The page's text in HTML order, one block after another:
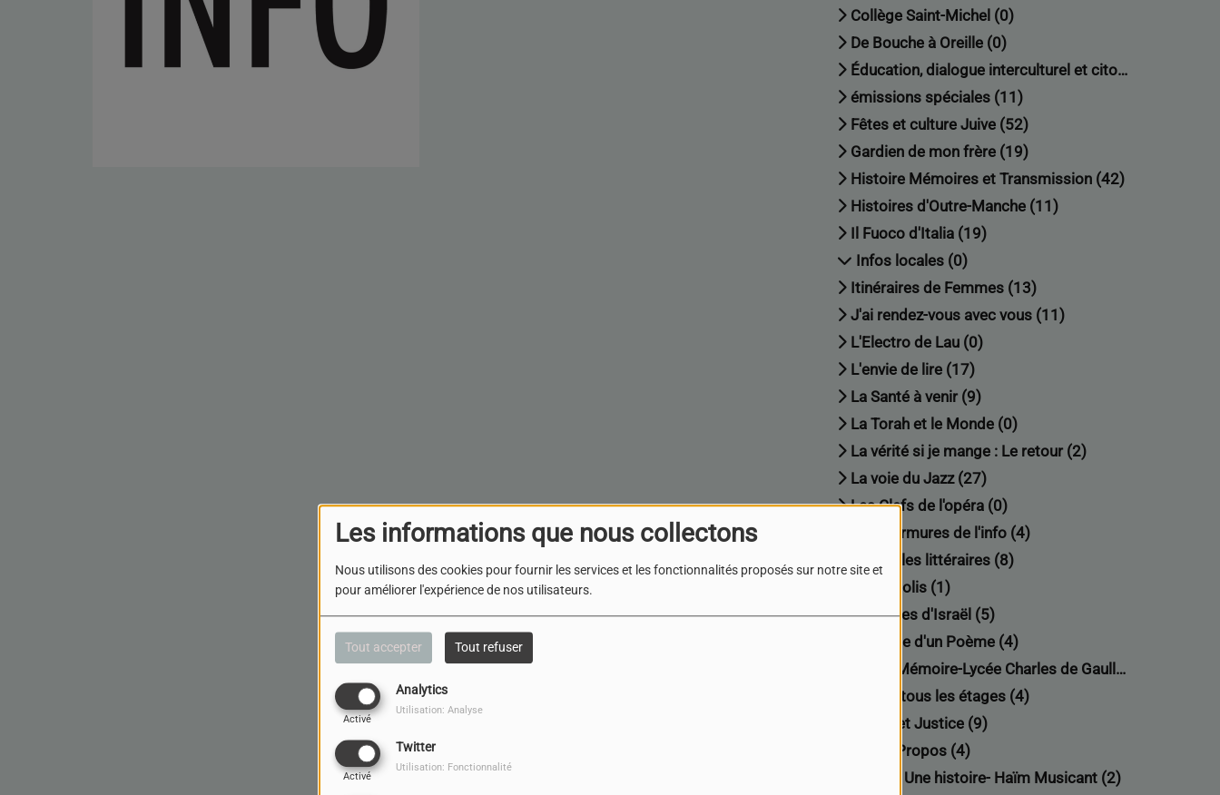
Les informations que nous collectons
Nous utilisons des cookies pour fournir les services et les fonctionnalités proposés sur notre site et
pour améliorer l'expérience de nos utilisateurs.
Tout accepter Tout refuser
Analytics
Activé
Utilisation: Analyse
Twitter
Activé
Utilisation: Fonctionnalité
Collège Saint-Michel (0)
De Bouche à Oreille (0)
Éducation, dialogue interculturel et citoyenneté (18)
émissions spéciales (11)
Fêtes et culture Juive (52)
Gardien de mon frère (19)
Histoire Mémoires et Transmission (42)
Histoires d'Outre-Manche (11)
Il Fuoco d'Italia (19)
Infos locales (0)
Itinéraires de Femmes (13)
J'ai rendez-vous avec vous (11)
L'Electro de Lau (0)
L'envie de lire (17)
La Santé à venir (9)
La Torah et le Monde (0)
La vérité si je mange : Le retour (2)
La voie du Jazz (27)
Les Clefs de l'opéra (0)
Les murmures de l'info (4)
Les veilles littéraires (8)
Mediapolis (1)
Nouvelles d'Israël (5)
Passage d'un Poème (4)
Projet Mémoire-Lycée Charles de Gaulle (8)
Rock à tous les étages (4)
Shoah et Justice (9)
Très à Propos (4)
Un jour, Une histoire- Haïm Musicant (2)